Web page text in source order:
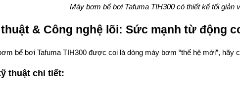
Máy bơm bể bơi Tafuma TIH300 có thiết kế tối giản
& Công nghệ lõi: Sức mạnh từ động
bể bơi Tafuma TIH300 được coi là dòng máy bơm “thế hệ mới”, hãy
thuật chi tiết: